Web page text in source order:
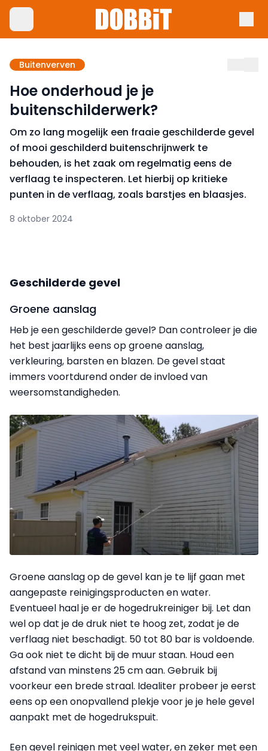
Buitenverven
Hoe onderhoud je je
buitenschilderwerk?
Om zo lang mogelijk een fraaie geschilderde gevel
of mooi geschilderd buitenschrijnwerk te
behouden, is het zaak om regelmatig eens de
verflaag te inspecteren. Let hierbij op kritieke
punten in de verflaag, zoals barstjes en blaasjes.
8 oktober 2024
Geschilderde gevel
Groene aanslag
Heb je een geschilderde gevel? Dan controleer je die
het best jaarlijks eens op groene aanslag,
verkleuring, barsten en blazen. De gevel staat
immers voortdurend onder de invloed van
weersomstandigheden.
Groene aanslag op de gevel kan je te lijf gaan met
aangepaste reinigingsproducten en water.
Eventueel haal je er de hogedrukreiniger bij. Let dan
wel op dat je de druk niet te hoog zet, zodat je de
verflaag niet beschadigt. 50 tot 80 bar is voldoende.
Ga ook niet te dicht bij de muur staan. Houd een
afstand van minstens 25 cm aan. Gebruik bij
voorkeur een brede straal. Idealiter probeer je eerst
eens op een onopvallend plekje voor je je hele gevel
aanpakt met de hogedrukspuit.
Een gevel reinigen met veel water, en zeker met een